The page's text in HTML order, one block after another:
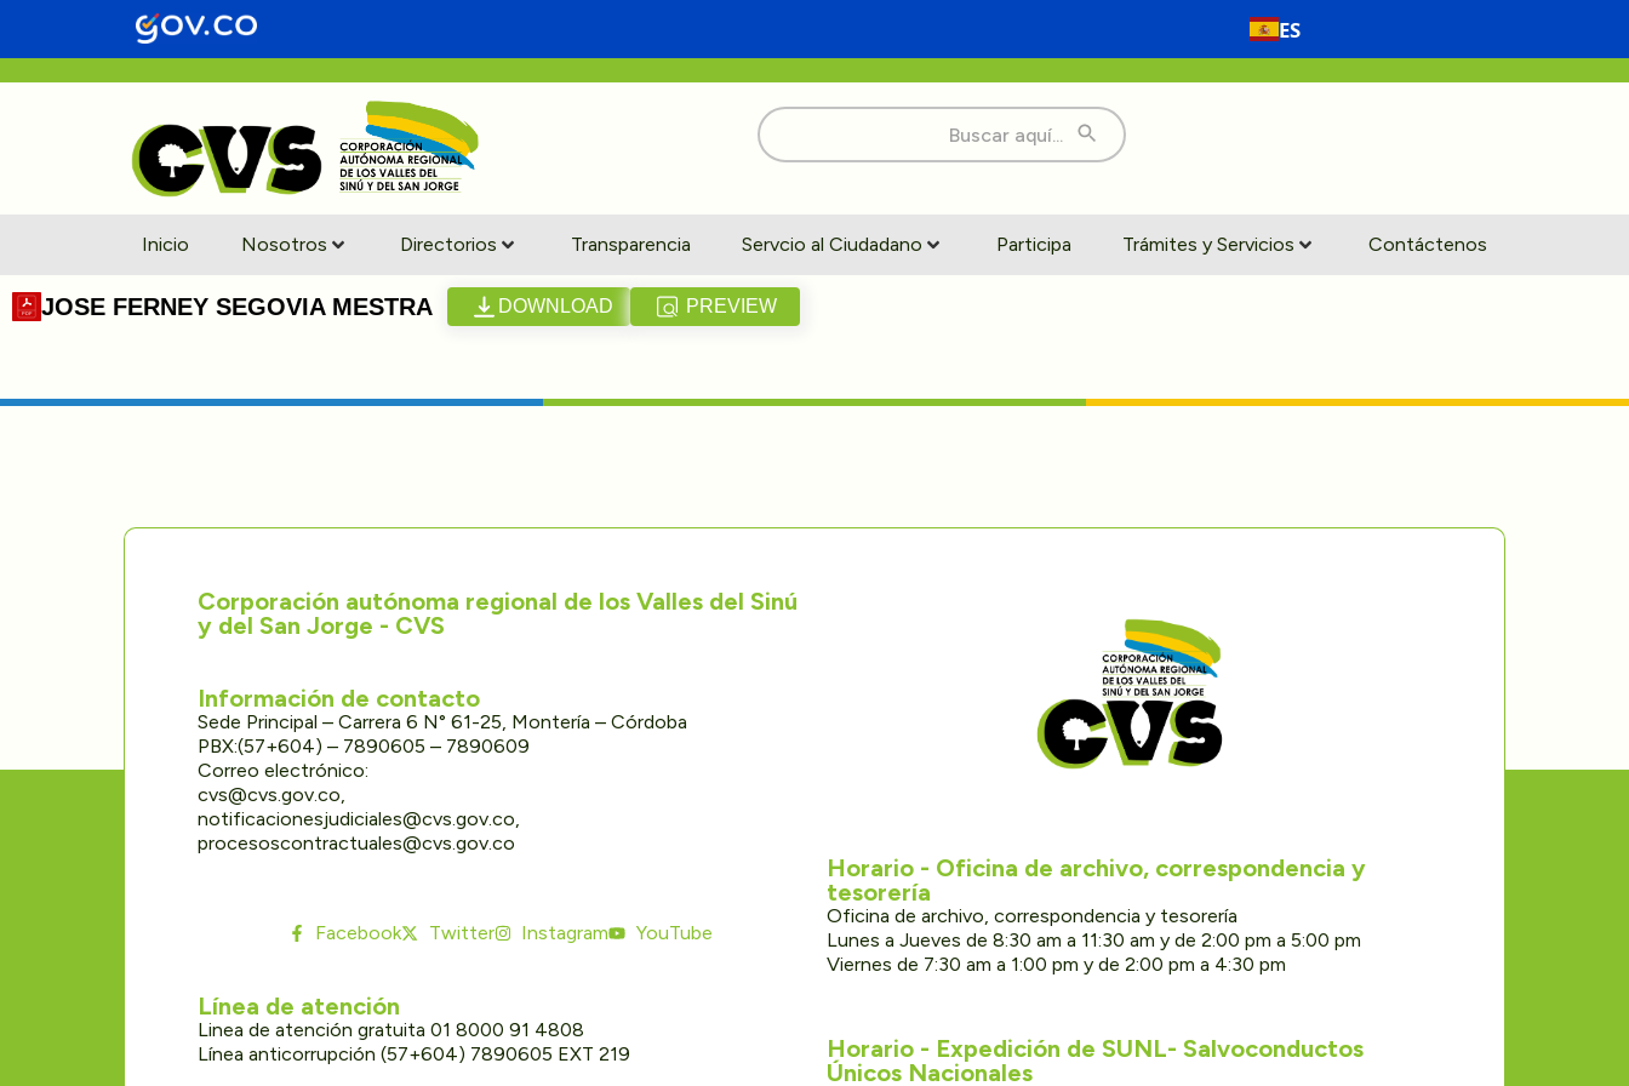
ES
Buscar:
Inicio Nosotros Directorios Transparencia Servcio al Ciudadano Participa Trámites y Servicios Contáctenos
JOSE FERNEY SEGOVIA MESTRA DOWNLOAD PREVIEW
Corporación autónoma regional de los Valles del Sinú
y del San Jorge - CVS
Información de contacto
Sede Principal – Carrera 6 N° 61-25, Montería – Córdoba
PBX:(57+604) – 7890605 – 7890609
Correo electrónico:
cvs@cvs.gov.co,
notificacionesjudiciales@cvs.gov.co,
procesoscontractuales@cvs.gov.co
Facebook Twitter Instagram YouTube
Línea de atención
Linea de atención gratuita 01 8000 91 4808
Línea anticorrupción (57+604) 7890605 EXT 219
Horario - Oficina de archivo, correspondencia y
tesorería
Oficina de archivo, correspondencia y tesorería
Lunes a Jueves de 8:30 am a 11:30 am y de 2:00 pm a 5:00 pm
Viernes de 7:30 am a 1:00 pm y de 2:00 pm a 4:30 pm
Horario - Expedición de SUNL- Salvoconductos
Únicos Nacionales